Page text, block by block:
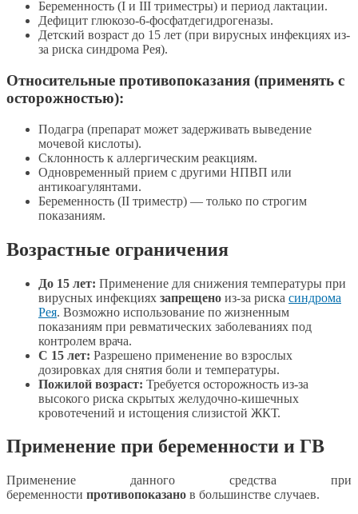
Беременность (I и III триместры) и период лактации.
Дефицит глюкозо-6-фосфатдегидрогеназы.
Детский возраст до 15 лет (при вирусных инфекциях из-
за риска синдрома Рея).
Относительные противопоказания (применять с
осторожностью):
Подагра (препарат может задерживать выведение
мочевой кислоты).
Склонность к аллергическим реакциям.
Одновременный прием с другими НПВП или
антикоагулянтами.
Беременность (II триместр) — только по строгим
показаниям.
Возрастные ограничения
До 15 лет: Применение для снижения температуры при
вирусных инфекциях запрещено из-за риска синдрома
Рея. Возможно использование по жизненным
показаниям при ревматических заболеваниях под
контролем врача.
С 15 лет: Разрешено применение во взрослых
дозировках для снятия боли и температуры.
Пожилой возраст: Требуется осторожность из-за
высокого риска скрытых желудочно-кишечных
кровотечений и истощения слизистой ЖКТ.
Применение при беременности и ГВ
Применение данного средства при
беременности противопоказано в большинстве случаев.